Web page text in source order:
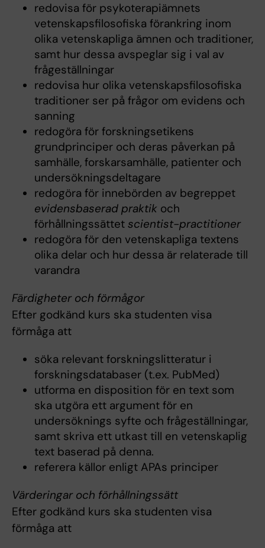
redovisa för psykoterapiämnets
vetenskapsfilosofiska förankring inom
olika vetenskapliga ämnen och traditioner,
samt hur dessa avspeglar sig i val av
frågeställningar
redovisa hur olika vetenskapsfilosofiska
traditioner ser på frågor om evidens och
sanning
redogöra för forskningsetikens
grundprinciper och deras påverkan på
samhälle, forskarsamhälle, patienter och
undersökningsdeltagare
redogöra för innebörden av begreppet
evidensbaserad praktik och
förhållningssättet scientist-practitioner
redogöra för den vetenskapliga textens
olika delar och hur dessa är relaterade till
varandra
Färdigheter och förmågor
Efter godkänd kurs ska studenten visa
förmåga att
söka relevant forskningslitteratur i
forskningsdatabaser (t.ex. PubMed)
utforma en disposition för en text som
ska utgöra ett argument för en
undersöknings syfte och frågeställningar,
samt skriva ett utkast till en vetenskaplig
text baserad på denna.
referera källor enligt APAs principer
Värderingar och förhållningssätt
Efter godkänd kurs ska studenten visa
förmåga att